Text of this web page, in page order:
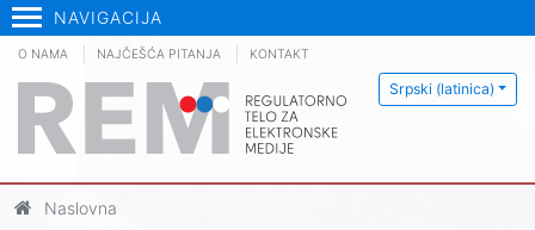
NAVIGACIJA
Srpski (latinica)
O NAMA NAJČEŠĆA PITANJA KONTAKT
Naslovna